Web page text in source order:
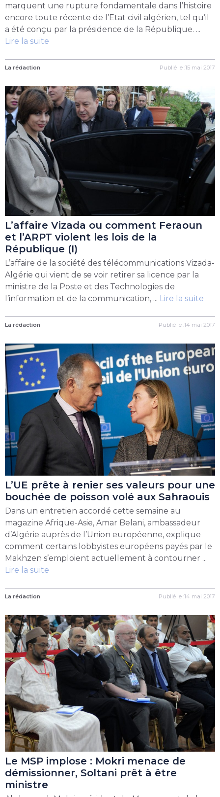
marquent une rupture fondamentale dans l’histoire
encore toute récente de l’Etat civil algérien, tel qu’il
a été conçu par la présidence de la République. ...
Lire la suite
La rédaction| Publié le :15 mai 2017
L’affaire Vizada ou comment Feraoun
et l’ARPT violent les lois de la
République (I)
L’affaire de la société des télécommunications Vizada-
Algérie qui vient de se voir retirer sa licence par la
ministre de la Poste et des Technologies de
l’information et de la communication, ... Lire la suite
La rédaction| Publié le :14 mai 2017
L’UE prête à renier ses valeurs pour une
bouchée de poisson volé aux Sahraouis
Dans un entretien accordé cette semaine au
magazine Afrique-Asie, Amar Belani, ambassadeur
d’Algérie auprès de l’Union européenne, explique
comment certains lobbyistes européens payés par le
Makhzen s’emploient actuellement à contourner ...
Lire la suite
La rédaction| Publié le :14 mai 2017
Le MSP implose : Mokri menace de
démissionner, Soltani prêt à être
ministre